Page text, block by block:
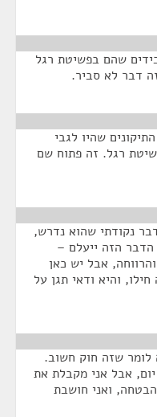
שהם בפשיטת רגל
דבר לא סביר.
שהיו לגבי
רגל. זה פתוח שם
נקודתי שהוא נדרש,
הזה ייעלם –
אבל יש כאן
והיא ודאי תגן על
לומר שזה חוק חשוב.
בהחלט הייתי מעדיפה שזה יהיה 90 יום, אבל אני מקבלת את
ואני חושבת